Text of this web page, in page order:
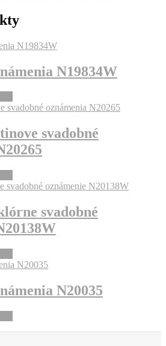
N19834W
svadobné
svadobné
N20035